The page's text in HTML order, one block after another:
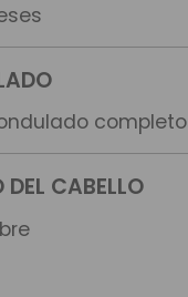
completo
DEL CABELLO